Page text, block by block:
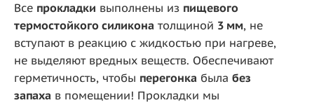
Все прокладки выполнены из пищевого
термостойкого силикона толщиной 3 мм, не
вступают в реакцию с жидкостью при нагреве,
не выделяют вредных веществ. Обеспечивают
герметичность, чтобы перегонка была без
запаха в помещении! Прокладки мы